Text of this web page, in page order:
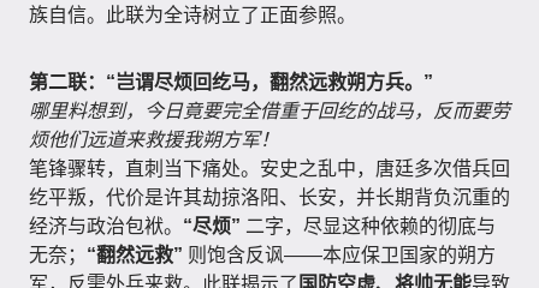
族自信。此联为全诗树立了正面参照。
第二联：“岂谓尽烦回纥马，翻然远救朔方兵。”
哪里料想到，今日竟要完全借重于回纥的战马，反而要劳
烦他们远道来救援我朔方军！
笔锋骤转，直刺当下痛处。安史之乱中，唐廷多次借兵回
纥平叛，代价是许其劫掠洛阳、长安，并长期背负沉重的
经济与政治包袱。 “尽烦” 二字，尽显这种依赖的彻底与
无奈； “翻然远救” 则饱含反讽——本应保卫国家的朔方
军，反需外兵来救。此联揭示了 国防空虚、将帅无能导致